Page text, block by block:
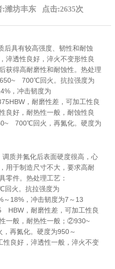
:潍坊丰东 点击:2635次
后具有较高强度、韧性和耐蚀
淬透性良好，淬火不变形性良
获得高耐磨性和耐蚀性。热处理
700℃回火。抗拉强度为
，冲击韧度为
，耐磨性差，可加工性良
良好，耐热性一般，耐蚀性良
700℃回火，再氮化。硬度为
质并氮化后表面硬度很高，心
用于制造尺寸不大，要求高耐
零件。热处理工艺：
火。抗拉强度为
～18%，冲击韧度为7～13
HBW，耐磨性差，可加工性良
一般，耐热性一般；②930~
再氮化。硬度为950～
性良好，淬透性一般，淬火不变